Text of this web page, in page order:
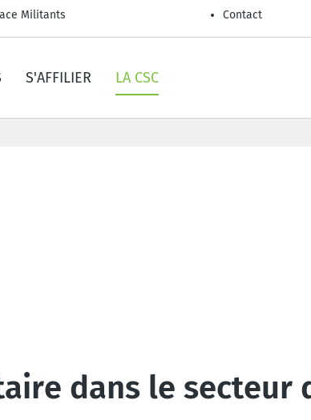
Militants Contact
S'AFFILIER LA CSC
dans le secteur